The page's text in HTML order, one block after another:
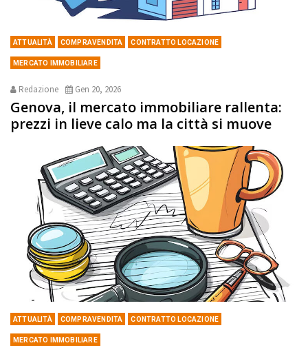
ATTUALITÀ COMPRAVENDITA CONTRATTO LOCAZIONE
MERCATO IMMOBILIARE
Redazione Gen 20, 2026
Genova, il mercato immobiliare rallenta:
prezzi in lieve calo ma la città si muove
ATTUALITÀ COMPRAVENDITA CONTRATTO LOCAZIONE
MERCATO IMMOBILIARE